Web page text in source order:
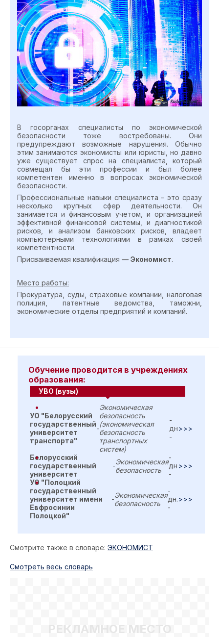
В госорганах специалисты по экономической
безопасности тоже востребованы. Они
предупреждают возможные нарушения. Обычно
этим занимаются экономисты или юристы, но давно
уже существует спрос на специалиста, который
совмещал бы эти профессии и был более
компетентен именно в вопросах экономической
безопасности.
Профессиональные навыки специалиста – это сразу
несколько крупных сфер деятельности. Он
занимается и финансовым учетом, и организацией
эффективной финансовой системы, и диагностикой
рисков, и анализом банковских рисков, владеет
компьютерными технологиями в рамках своей
компетентности.
Присваиваемая квалификация — Экономист.
Место работы:
Прокуратура, суды, страховые компании, налоговая
полиция, патентные ведомства, таможни,
экономические отделы предприятий и компаний.
Обучение проводится в учреждениях
образования:
УВО (вузы)
УО "Белорусский
государственный
университет
транспорта"
-
Экономическая
безопасность
(экономическая
безопасность
транспортных
систем)
-
дн
-
>>>
Белорусский
государственный
университет
-Экономическая
безопасность
-
дн
-
>>>
УО "Полоцкий
государственный
университет имени
Евфросинии
Полоцкой"
-Экономическая
безопасность
-
дн.
-
>>>
Смотрите также в словаре: ЭКОНОМИСТ
Cмотреть весь словарь
РЕКЛАМНОЕ МЕСТО